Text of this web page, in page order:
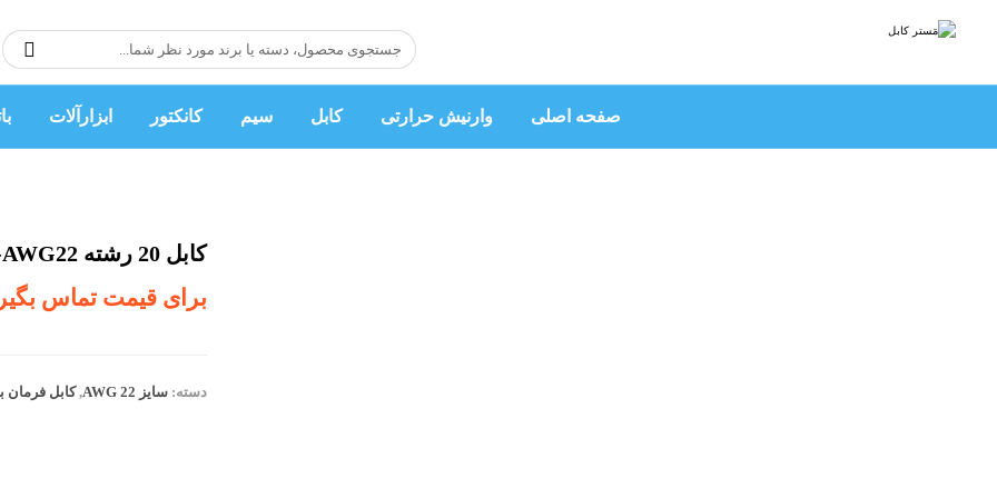
صفحه اصلی وارنیش حرارتی کابل سیم کانکتور ابزارآلات
کابل 20 رشته AWG22-یک متر
برای قیمت تماس
دسته:سایز AWG 22 ,کابل فرمان